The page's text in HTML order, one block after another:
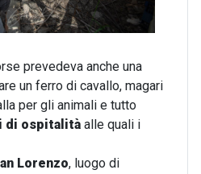
prevedeva anche una
un ferro di cavallo, magari
per gli animali e tutto
di ospitalità alle quali i
Lorenzo, luogo di